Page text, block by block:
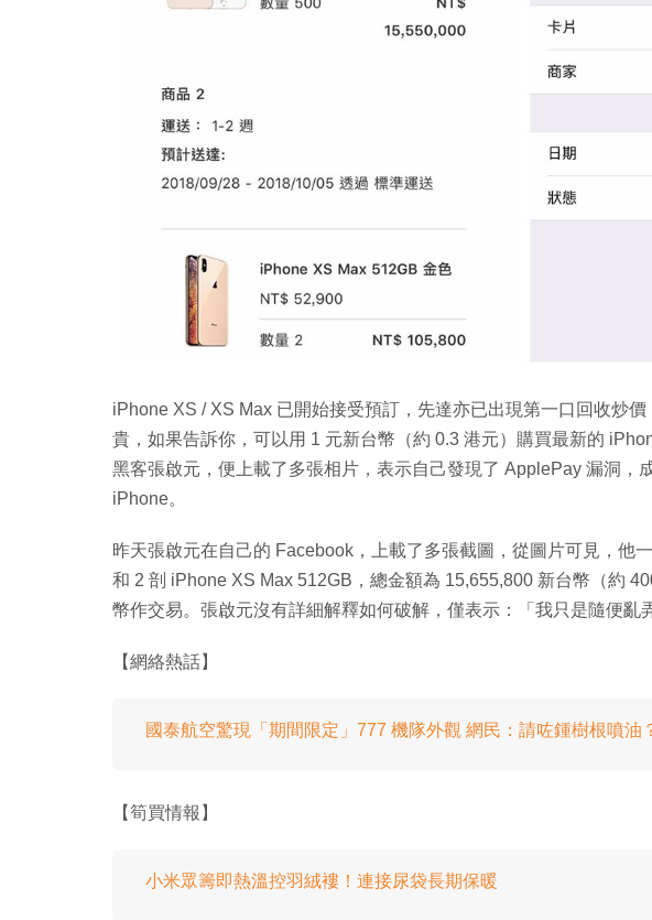
iPhone XS / XS Max 已開始接受預訂，先達亦已出現第一口回收炒
貴，如果告訴你，可以用 1 元新台幣（約 0.3 港元）購買最新的
黑客張啟元，便上載了多張相片，表示自己發現了 ApplePay 漏洞，
iPhone。
昨天張啟元在自己的 Facebook，上載了多張截圖，從圖片可見，他
和 2 剖 iPhone XS Max 512GB，總金額為 15,655,800 新台幣（約
幣作交易。張啟元沒有詳細解釋如何破解，僅表示：「我只是隨便亂
【網絡熱話】
國泰航空驚現「期間限定」777 機隊外觀 網民：請咗鍾樹根噴油
【筍買情報】
小米眾籌即熱溫控羽絨褸！連接尿袋長期保暖